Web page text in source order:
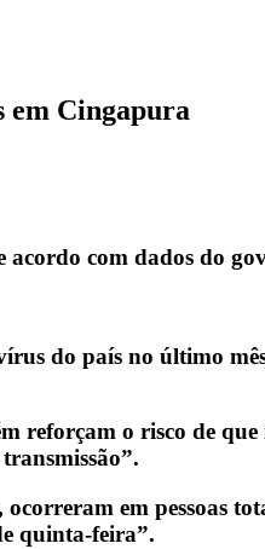
em Cingapura
com dados do
do país no último
reforçam o risco de
em pessoas
quinta-feira”.